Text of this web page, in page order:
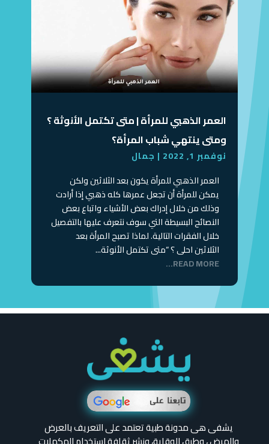
العمر الذهبي للمرأة | متى تكتمل الأنوثة ؟
ومتى ينتهي شباب المرأة؟
نوفمبر 1, 2022 | جمال
العمر الذهبي للمرأة يكون بعد الثلاثين ولكن
يمكن للمرأة أن تجعل عمرها كله ذهبي إذا أرادت
وذلك من خلال إدراك بعض الأشياء واتباع بعض
النصائح البسيطة التي سوف نتعرف عليها بالتفصيل
خلال الفقرات التالية. لماذا تصبح المرأة بعد
الثلاثين احلى ؟ “متى تكتمل الأنوثة...
READ MORE...
يشفى هى مدونة طبية تعتمد على التعريف بالعرض